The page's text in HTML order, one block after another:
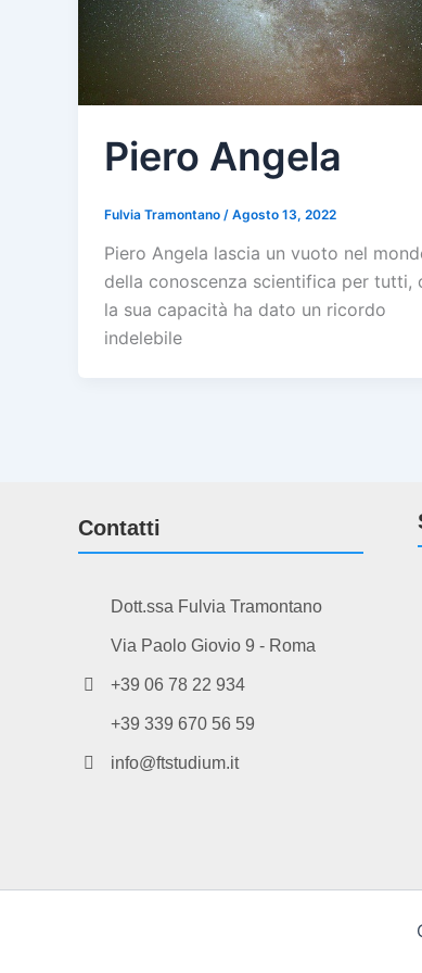
Piero Angela
Fulvia Tramontano / Agosto 13, 2022
Piero Angela lascia un vuoto nel
della conoscenza scientifica per tutti,
la sua capacità ha dato un ricordo
indelebile
Contatti
Dott.ssa Fulvia Tramontano
Via Paolo Giovio 9 - Roma
+39 06 78 22 934
+39 339 670 56 59
info@ftstudium.it